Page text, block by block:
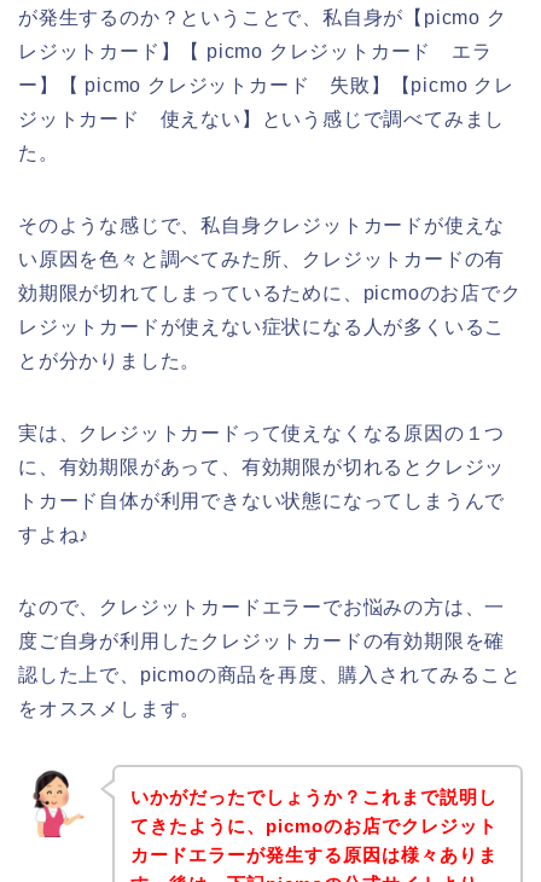
が発生するのか？ということで、私自身が【picmo ク
レジットカード】【 picmo クレジットカード エラ
ー】【 picmo クレジットカード 失敗】【picmo クレ
ジットカード 使えない】という感じで調べてみまし
た。
そのような感じで、私自身クレジットカードが使えな
い原因を色々と調べてみた所、クレジットカードの有
効期限が切れてしまっているために、picmoのお店でク
レジットカードが使えない症状になる人が多くいるこ
とが分かりました。
実は、クレジットカードって使えなくなる原因の１つ
に、有効期限があって、有効期限が切れるとクレジッ
トカード自体が利用できない状態になってしまうんで
すよね♪
なので、クレジットカードエラーでお悩みの方は、一
度ご自身が利用したクレジットカードの有効期限を確
認した上で、picmoの商品を再度、購入されてみること
をオススメします。
いかがだったでしょうか？これまで説明し
てきたように、picmoのお店でクレジット
カードエラーが発生する原因は様々ありま